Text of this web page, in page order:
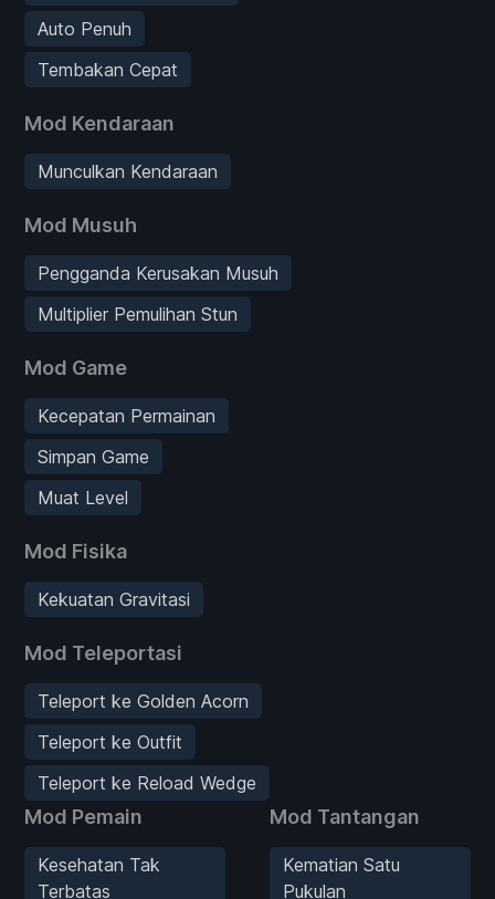
Auto Penuh
Tembakan Cepat
Mod Kendaraan
Munculkan Kendaraan
Mod Musuh
Pengganda Kerusakan Musuh
Multiplier Pemulihan Stun
Mod Game
Kecepatan Permainan
Simpan Game
Muat Level
Mod Fisika
Kekuatan Gravitasi
Mod Teleportasi
Teleport ke Golden Acorn
Teleport ke Outfit
Teleport ke Reload Wedge
Mod Pemain
Kesehatan Tak
Terbatas
Mod Tantangan
Kematian Satu
Pukulan